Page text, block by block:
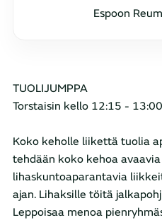
Espoon
TUOLIJUMPPA
Torstaisin kello 12:15 - 13:00
Koko keholle liikettä tuolia
tehdään koko kehoa
lihaskuntoaparantavia
ajan. Lihaksille töitä
Leppoisaa menoa